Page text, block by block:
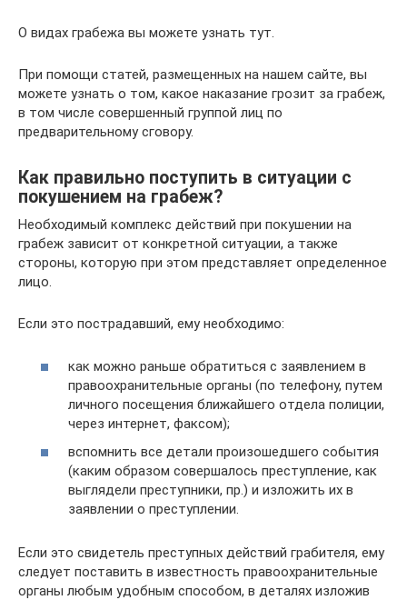
О видах грабежа вы можете узнать тут.
При помощи статей, размещенных на нашем сайте, вы
можете узнать о том, какое наказание грозит за грабеж,
в том числе совершенный группой лиц по
предварительному сговору.
Как правильно поступить в ситуации с
покушением на грабеж?
Необходимый комплекс действий при покушении на
грабеж зависит от конкретной ситуации, а также
стороны, которую при этом представляет определенное
лицо.
Если это пострадавший, ему необходимо:
как можно раньше обратиться с заявлением в
правоохранительные органы (по телефону, путем
личного посещения ближайшего отдела полиции,
через интернет, факсом);
вспомнить все детали произошедшего события
(каким образом совершалось преступление, как
выглядели преступники, пр.) и изложить их в
заявлении о преступлении.
Если это свидетель преступных действий грабителя, ему
следует поставить в известность правоохранительные
органы любым удобным способом, в деталях изложив